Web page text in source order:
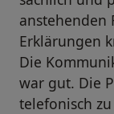
anstehenden
Erklärungen
Die
war gut. Die
telefonisch